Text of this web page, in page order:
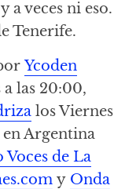
veces ni eso.
Tenerife.
Ycoden
a las 20:00,
los Viernes
en Argentina
Voces de La
y Onda